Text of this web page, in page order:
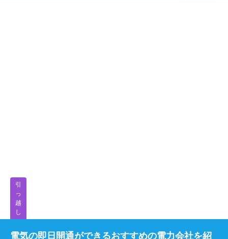
引
っ
越
し
電気の即日開通ができるおすすめの電力会社を紹